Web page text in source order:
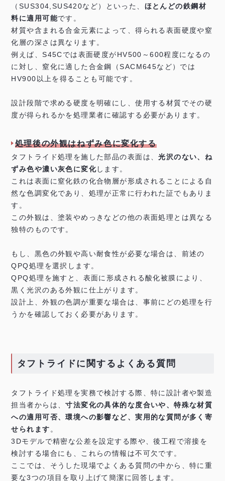
（SUS304,SUS420など）といった、 ほとんどの鉄鋼材
料に適用可能です。
材質や含まれる合金元素によって、得られる表面硬度や窒
化層の深さは異なります。
例えば、S45Cでは表面硬度がHV500～600程度になるの
に対し、窒化に適した合金鋼（SACM645など）では
HV900以上を得ることも可能です。
設計段階で求める硬度を明確にし、使用する材質でその硬
度が得られるかを処理業者に確認する必要があります。
処理後の外観はねずみ色に変化する
タフトライド処理を施した部品の表面は、光沢のない、ね
ずみ色や濃い灰色に変化します。
これは表面に窒化鉄の化合物層が形成されることによる自
然な色調変化であり、処理が正常に行われた証でもありま
す。
この外観は、塗装やめっきなどの他の表面処理とは異なる
独特のものです。
もし、黒色の外観や高い耐食性が必要な場合は、前述の
QPQ処理を選択します。
QPQ処理を施すと、表面に形成される酸化被膜により、
黒く光沢のある外観に仕上がります。
設計上、外観の色調が重要な場合は、事前にどの処理を行
うかを確認しておく必要があります。
タフトライドに関するよくある質問
タフトライド処理を実務で検討する際、特に設計者や製造
担当者からは、寸法変化の具体的な度合いや、特殊な材質
への適用可否、環境への影響など、実用的な質問が多く寄
せられます 。
3Dモデルで精密な公差を設定する際や、後工程で溶接を
検討する場合にも、これらの情報は不可欠です。
ここでは、そうした現場でよくある質問の中から、特に重
要な3つの項目を取り上げて簡潔に回答します。